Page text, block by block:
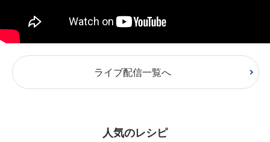
ライブ配信一覧へ
人気のレシピ